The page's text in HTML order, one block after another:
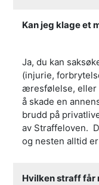
Kan jeg klage et
Ja, du kan
(injurie,
æresfølelse, eller
å skade en
brudd på
av Straffeloven.
og nesten alltid
Hvilken straff får